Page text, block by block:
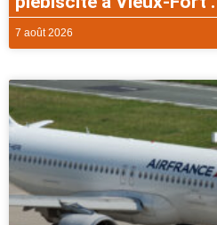
7 août 2026